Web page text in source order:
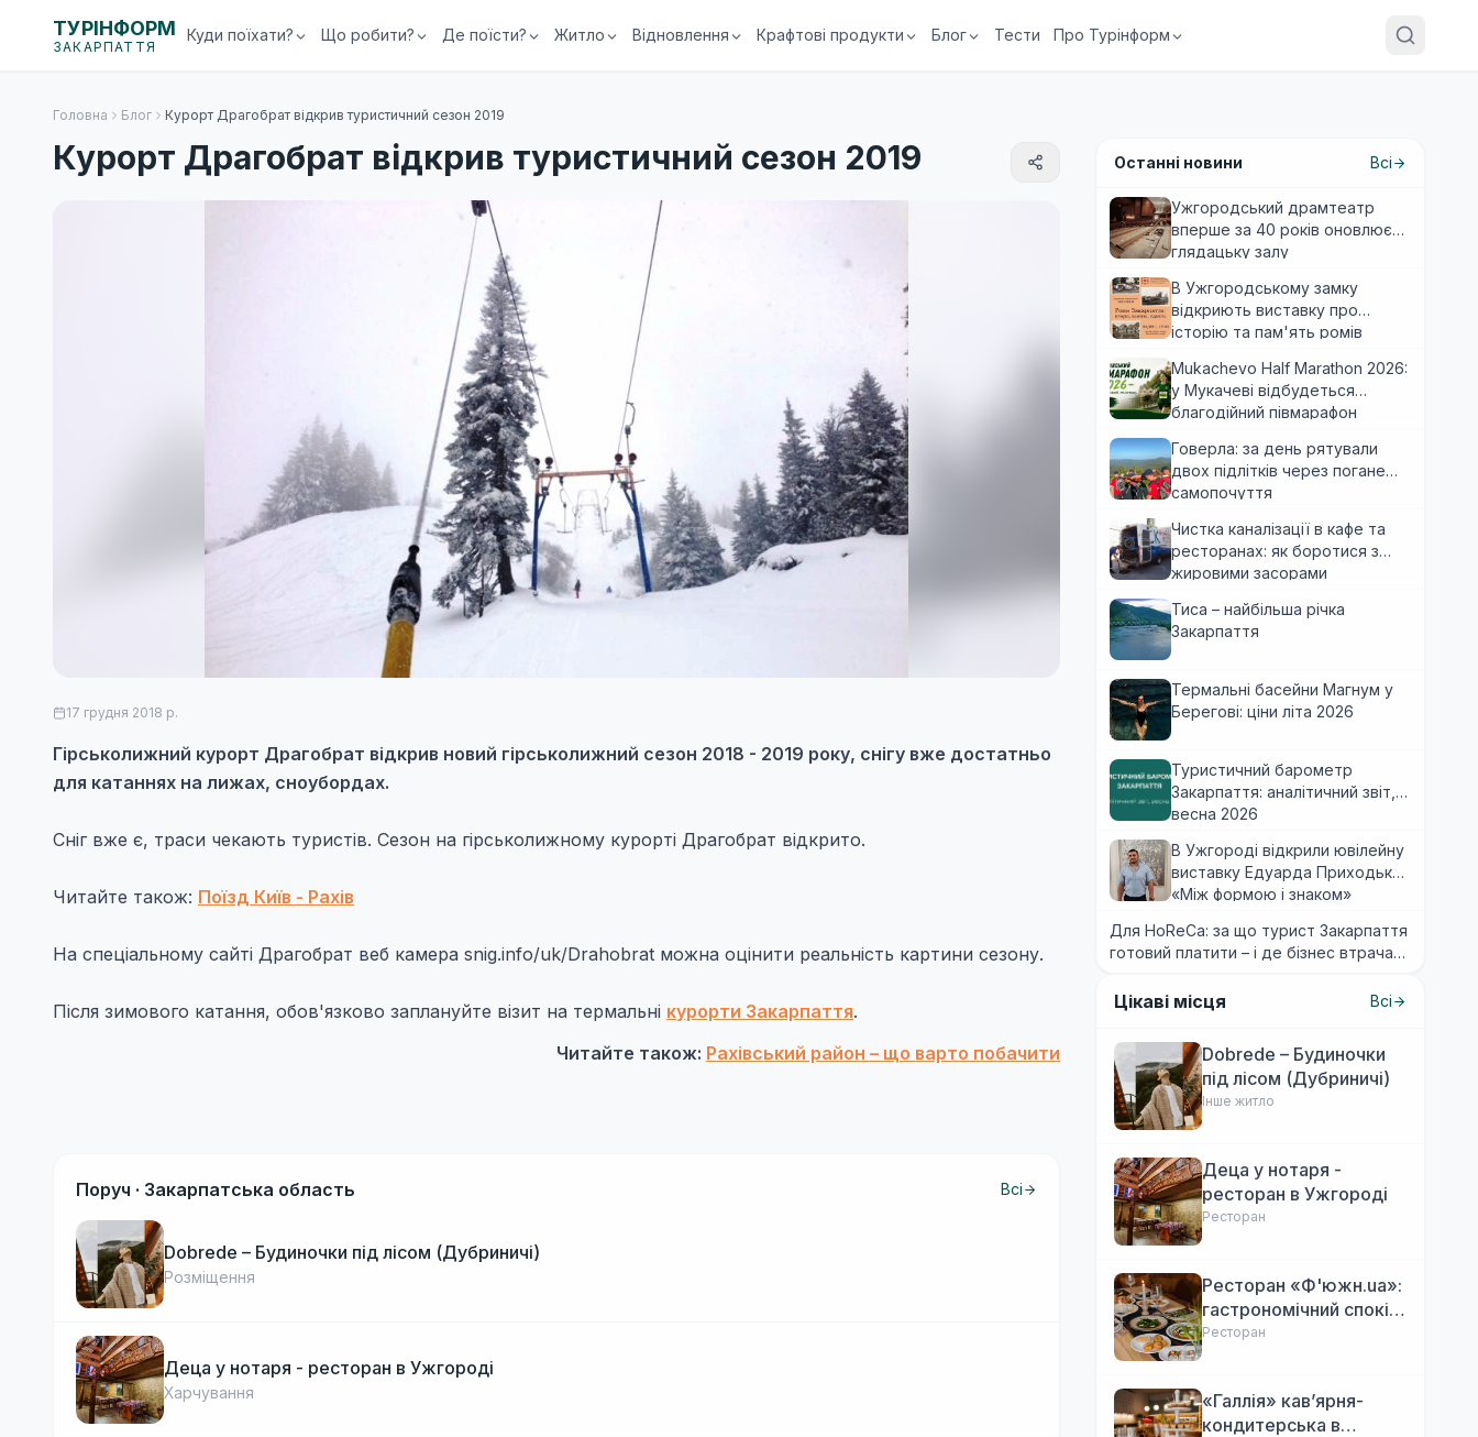
ТУРІНФОРМ
ЗАКАРПАТТЯ
Куди поїхати? Що робити? Де поїсти? Житло Відновлення Крафтові продукти Блог Тести Про Турінформ
Головна Блог Курорт Драгобрат відкрив туристичний сезон 2019
Курорт Драгобрат відкрив туристичний сезон 2019
17 грудня 2018 р.
Гірськолижний курорт Драгобрат відкрив новий гірськолижний сезон 2018 - 2019 року, снігу вже достатньо
для катаннях на лижах, сноубордах.
Сніг вже є, траси чекають туристів. Сезон на гірськолижному курорті Драгобрат відкрито.
Читайте також: Поїзд Київ - Рахів
На спеціальному сайті Драгобрат веб камера snig.info/uk/Drahobrat можна оцінити реальність картини сезону.
Після зимового катання, обов'язково заплануйте візит на термальні курорти Закарпаття.
Читайте також: Рахівський район – що варто побачити
Поруч · Закарпатська область Всі
Dobrede – Будиночки під лісом (Дубриничі)
Розміщення
Деца у нотаря - ресторан в Ужгороді
Харчування
Останні новини Всі
Ужгородський драмтеатр
вперше за 40 років оновлює
глядацьку залу
В Ужгородському замку
відкриють виставку про
історію та пам'ять ромів
Mukachevo Half Marathon 2026:
у Мукачеві відбудеться
благодійний півмарафон
Говерла: за день рятували
двох підлітків через погане
самопочуття
Чистка каналізації в кафе та
ресторанах: як боротися з
жировими засорами
Тиса – найбільша річка
Закарпаття
Термальні басейни Магнум у
Берегові: ціни літа 2026
Туристичний барометр
Закарпаття: аналітичний звіт,
весна 2026
В Ужгороді відкрили ювілейну
виставку Едуарда Приходька
«Між формою і знаком»
Для HoReCa: за що турист Закарпаття
готовий платити – і де бізнес втрачає
Цікаві місця Всі
Dobrede – Будиночки
під лісом (Дубриничі)
Інше житло
Деца у нотаря -
ресторан в Ужгороді
Ресторан
Ресторан «Ф'южн.ua»:
гастрономічний спокій
Ужгорода. Авторська
Ресторан
«Галлія» кав’ярня-
кондитерська в